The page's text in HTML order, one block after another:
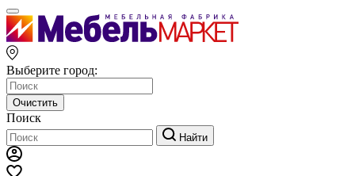
Выберите город:
Очистить
Поиск
Найти